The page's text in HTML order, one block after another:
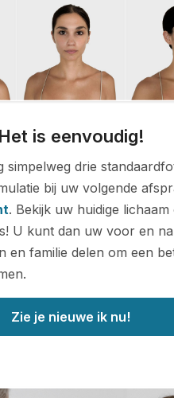
Het is eenvoudig!
simpelweg drie
bij uw volgende
. Bekijk uw huidige
U kunt dan uw voor en
en familie delen om een
Zie je nieuwe ik nu!